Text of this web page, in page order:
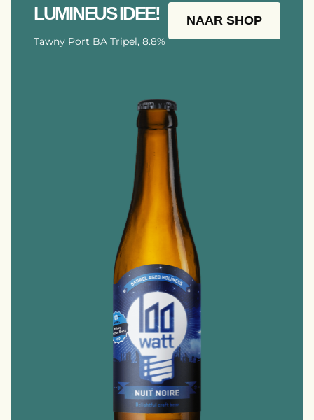
LUMINEUS IDEE!
Tawny Port BA Tripel, 8.8%
NAAR SHOP